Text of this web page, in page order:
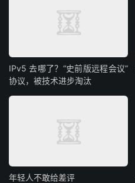
IPv5 去哪了？“史前版远程会议”
协议，被技术进步淘汰
年轻人不敢给差评